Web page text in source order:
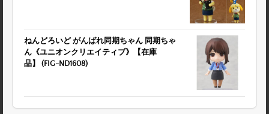
ねんどろいど がんばれ同期ちゃん 同期ちゃ
ん《ユニオンクリエイティブ》【在庫
品】 (FIG-ND1608)